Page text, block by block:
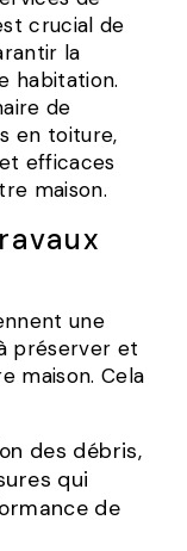
crucial de
la
habitation.
de
en toiture,
efficaces
maison.
une
préserver et
maison. Cela
des débris,
qui
de